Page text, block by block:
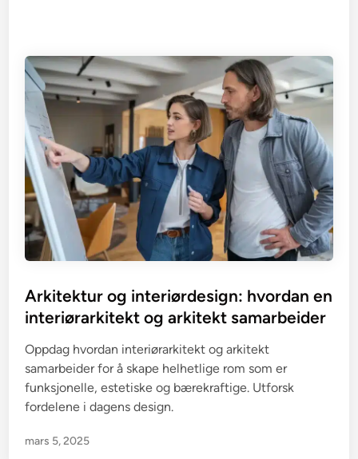
Arkitektur og interiørdesign: hvordan en
interiørarkitekt og arkitekt samarbeider
Oppdag hvordan interiørarkitekt og arkitekt
samarbeider for å skape helhetlige rom som er
funksjonelle, estetiske og bærekraftige. Utforsk
fordelene i dagens design.
mars 5, 2025